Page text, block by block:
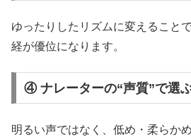
ゆったりしたリズムに変えること
経が優位になります。
④ ナレーターの“声質”で選
明るい声ではなく、低め・柔らか